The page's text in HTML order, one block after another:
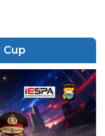
Cup